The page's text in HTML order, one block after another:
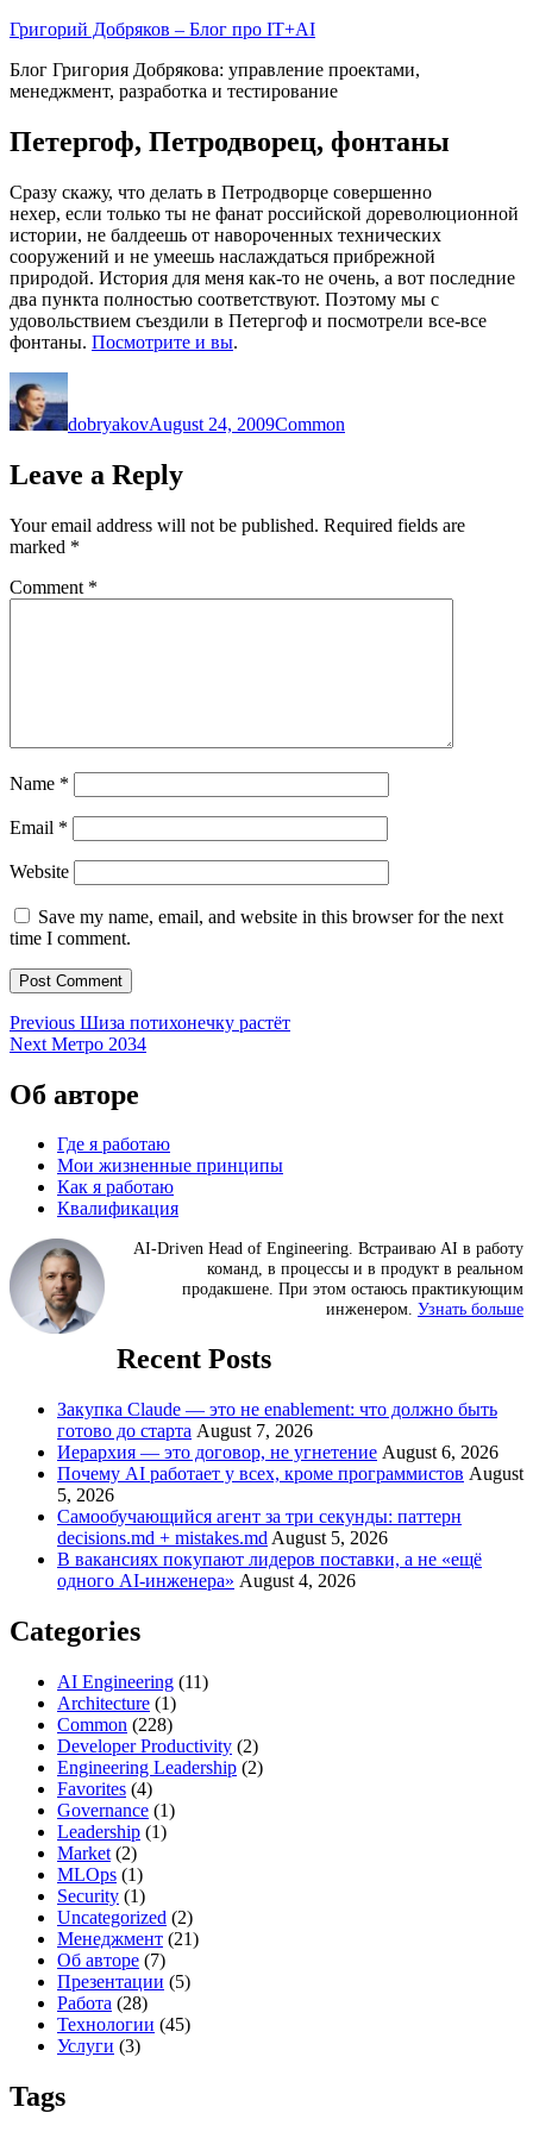
Skip
content
Григорий Добряков – Блог про IT+AI
Блог Григория Добрякова: управление проектами,
менеджмент, разработка и тестирование
Петергоф, Петродворец, фонтаны
Сразу скажу, что делать в Петродворце совершенно
нехер, если только ты не фанат российской дореволюционной
истории, не балдеешь от навороченных технических
сооружений и не умеешь наслаждаться прибрежной
природой. История для меня как-то не очень, а вот последние
два пункта полностью соответствуют. Поэтому мы с
удовольствием съездили в Петергоф и посмотрели все-все
фонтаны. Посмотрите и вы.
Author
dobryakovAugust 24, 2009Common
Leave a Reply
Your email address will not be published. Required fields are
marked *
Comment *
Name *
Email *
Website
Save my name, email, and website in this browser for the next
time I comment.
Post
navigation
Previous Previous
post:
Шиза потихонечку растёт
Next Next
Метро 2034
Об авторе
Где я работаю
Мои жизненные принципы
Как я работаю
Квалификация
AI-Driven Head of Engineering. Встраиваю AI в работу
команд, в процессы и в продукт в реальном
продакшене. При этом остаюсь практикующим
инженером. Узнать больше
Recent Posts
Закупка Claude — это не enablement: что должно быть
готово до старта August 7, 2026
Иерархия — это договор, не угнетение August 6, 2026
Почему AI работает у всех, кроме программистов August
5, 2026
Самообучающийся агент за три секунды: паттерн
decisions.md + mistakes.md August 5, 2026
В вакансиях покупают лидеров поставки, а не «ещё
одного AI-инженера» August 4, 2026
Categories
AI Engineering (11)
Architecture (1)
Common (228)
Developer Productivity (2)
Engineering Leadership (2)
Favorites (4)
Governance (1)
Leadership (1)
Market (2)
MLOps (1)
Security (1)
Uncategorized (2)
Менеджмент (21)
Об авторе (7)
Презентации (5)
Работа (28)
Технологии (45)
Услуги (3)
Tags